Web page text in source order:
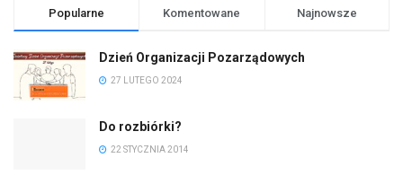
Popularne Komentowane Najnowsze
Dzień Organizacji Pozarządowych
27 LUTEGO 2024
Do rozbiórki?
22 STYCZNIA 2014